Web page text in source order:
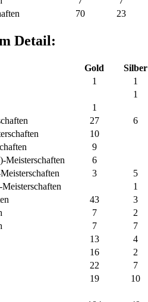
70 23
Detail:
Gold Silber
1
1
1
1
27 6
10
9
Meisterschaften
6
3
5
1
43
3
7
2
7 7
13 4
16 2
22 7
19 10